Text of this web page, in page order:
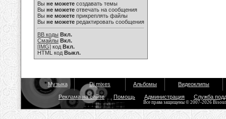
Вы не можете создавать темы
Вы не можете отвечать на сообщения
Вы не можете прикреплять файлы
Вы не можете редактировать сообщения
BB коды Вкл.
Смайлы Вкл.
[IMG] код Вкл.
HTML код Выкл.
Музыка Dj mixes Альбомы Видеоклипы
Реклама на сайте Помощь Администрация Служба
Все права защищены © 2007-2026